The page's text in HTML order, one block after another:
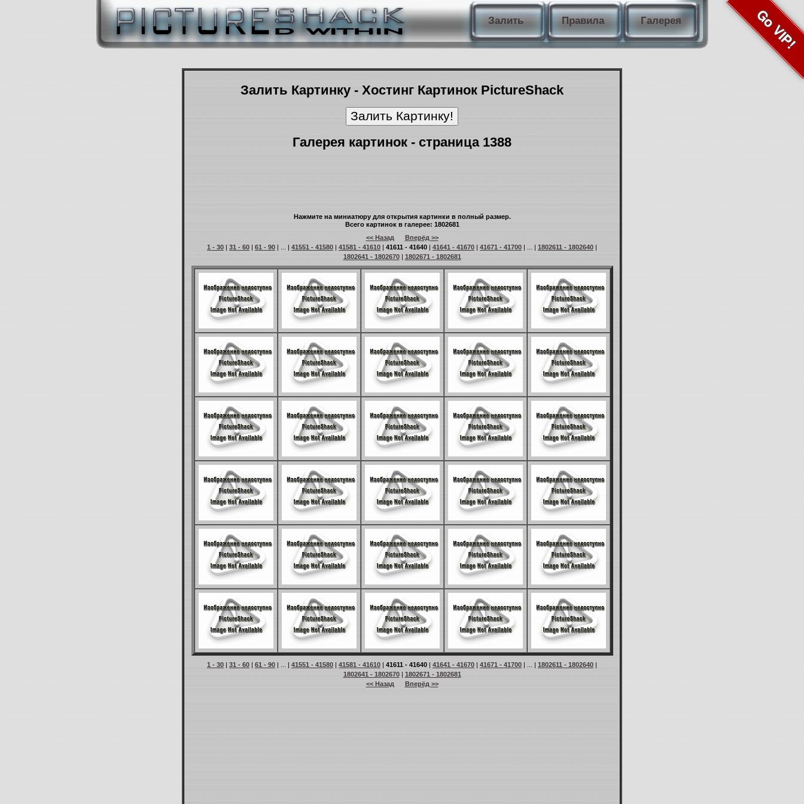
Залить Правила Галерея Go VIP!
Залить Картинку - Хостинг Картинок PictureShack
Галерея картинок - страница 1388
Нажмите на миниатюру для открытия картинки в полный размер.
Всего картинок в галерее: 1802681
<< Назад
Вперёд >>
1 - 30 | 31 - 60 | 61 - 90 | ... | 41551 - 41580 | 41581 - 41610 | 41611 - 41640 | 41641 - 41670 | 41671 - 41700 | ... | 1802611 - 1802640 |
1802641 - 1802670| 1802671 - 1802681
1 - 30 | 31 - 60 | 61 - 90 | ... | 41551 - 41580 | 41581 - 41610 | 41611 - 41640 | 41641 - 41670 | 41671 - 41700 | ... | 1802611 - 1802640 |
1802641 - 1802670| 1802671 - 1802681
<< Назад
Вперёд >>